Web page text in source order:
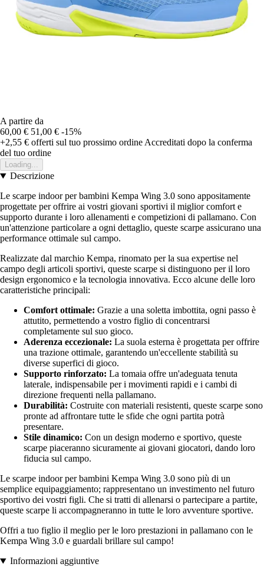
A partire da
60,00 € 51,00 € -15%
+2,55 € offerti sul tuo prossimo ordine Accreditati dopo la conferma
del tuo ordine
Loading...
Descrizione
Le scarpe indoor per bambini Kempa Wing 3.0 sono appositamente
progettate per offrire ai vostri giovani sportivi il miglior comfort e
supporto durante i loro allenamenti e competizioni di pallamano. Con
un'attenzione particolare a ogni dettaglio, queste scarpe assicurano una
performance ottimale sul campo.
Realizzate dal marchio Kempa, rinomato per la sua expertise nel
campo degli articoli sportivi, queste scarpe si distinguono per il loro
design ergonomico e la tecnologia innovativa. Ecco alcune delle loro
caratteristiche principali:
Comfort ottimale: Grazie a una soletta imbottita, ogni passo è
attutito, permettendo a vostro figlio di concentrarsi
completamente sul suo gioco.
Aderenza eccezionale: La suola esterna è progettata per offrire
una trazione ottimale, garantendo un'eccellente stabilità su
diverse superfici di gioco.
Supporto rinforzato: La tomaia offre un'adeguata tenuta
laterale, indispensabile per i movimenti rapidi e i cambi di
direzione frequenti nella pallamano.
Durabilità: Costruite con materiali resistenti, queste scarpe sono
pronte ad affrontare tutte le sfide che ogni partita potrà
presentare.
Stile dinamico: Con un design moderno e sportivo, queste
scarpe piaceranno sicuramente ai giovani giocatori, dando loro
fiducia sul campo.
Le scarpe indoor per bambini Kempa Wing 3.0 sono più di un
semplice equipaggiamento; rappresentano un investimento nel futuro
sportivo dei vostri figli. Che si tratti di allenarsi o partecipare a partite,
queste scarpe li accompagneranno in tutte le loro avventure sportive.
Offri a tuo figlio il meglio per le loro prestazioni in pallamano con le
Kempa Wing 3.0 e guardali brillare sul campo!
Informazioni aggiuntive